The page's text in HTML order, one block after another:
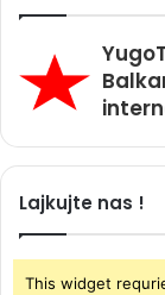
Lajkujte nas !
This widget